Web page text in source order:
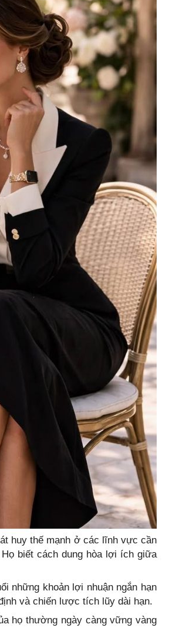
huy thế mạnh ở các lĩnh vực cần
biết cách dung hòa lợi ích giữa
những khoản lợi nhuận ngắn hạn
và chiến lược tích lũy dài hạn.
họ thường ngày càng vững vàng